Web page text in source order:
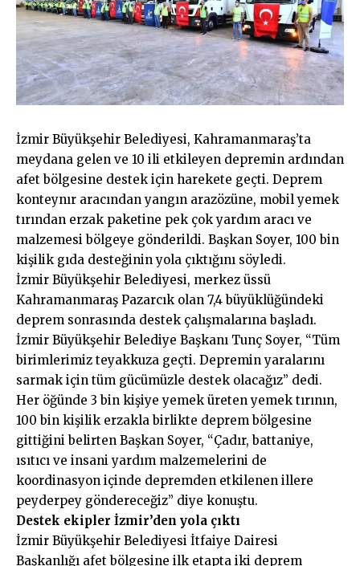
İzmir Büyükşehir Belediyesi, Kahramanmaraş’ta
meydana gelen ve 10 ili etkileyen depremin ardından
afet bölgesine destek için harekete geçti. Deprem
konteynır aracından yangın arazözüne, mobil yemek
tırından erzak paketine pek çok yardım aracı ve
malzemesi bölgeye gönderildi. Başkan Soyer, 100 bin
kişilik gıda desteğinin yola çıktığını söyledi.
İzmir Büyükşehir Belediyesi, merkez üssü
Kahramanmaraş Pazarcık olan 7,4 büyüklüğündeki
deprem sonrasında destek çalışmalarına başladı.
İzmir Büyükşehir Belediye Başkanı Tunç Soyer, “Tüm
birimlerimiz teyakkuza geçti. Depremin yaralarını
sarmak için tüm gücümüzle destek olacağız” dedi.
Her öğünde 3 bin kişiye yemek üreten yemek tırının,
100 bin kişilik erzakla birlikte deprem bölgesine
gittiğini belirten Başkan Soyer, “Çadır, battaniye,
ısıtıcı ve insani yardım malzemelerini de
koordinasyon içinde depremden etkilenen illere
peyderpey göndereceğiz” diye konuştu.
Destek ekipler İzmir’den yola çıktı
İzmir Büyükşehir Belediyesi İtfaiye Dairesi
Başkanlığı afet bölgesine ilk etapta iki deprem